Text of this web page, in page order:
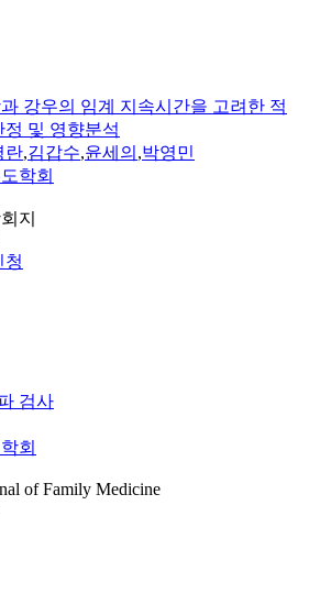
강우의 임계 지속시간을 고려한 적
및 영향분석
란,김갑수,윤세의 ,박영민
학회
지
청
검사
회
of Family Medicine